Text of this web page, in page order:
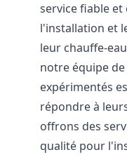
service fiable
l'installation et
leur chauffe-
notre équipe
expérimentés
répondre à
offrons des
qualité pour